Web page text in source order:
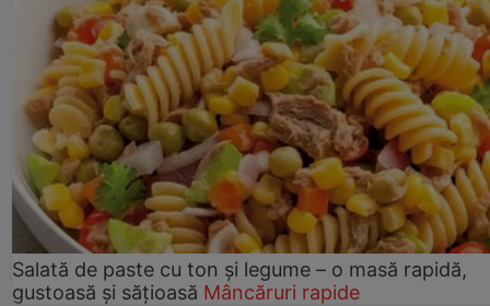
Salată de paste cu ton și legume – o masă rapidă,
gustoasă și sățioasă Mâncăruri rapide